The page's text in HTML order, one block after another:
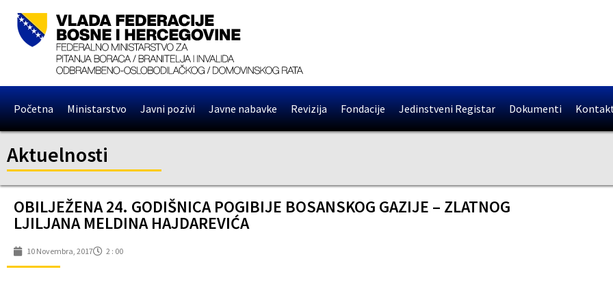
Početna Ministarstvo Javni pozivi Javne nabavke Revizija Fondacije Jedinstveni Registar Dokumenti
Aktuelnosti
OBILJEŽENA 24. GODIŠNICA POGIBIJE BOSANSKOG GAZIJE – ZLATNOG
LJILJANA MELDINA HAJDAREVIĆA
10 Novembra, 2017 2 : 00